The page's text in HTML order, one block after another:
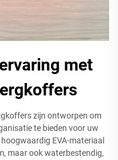
met
zijn ontworpen om
te bieden voor uw
EVA-materiaal
maar ook waterbestendig,